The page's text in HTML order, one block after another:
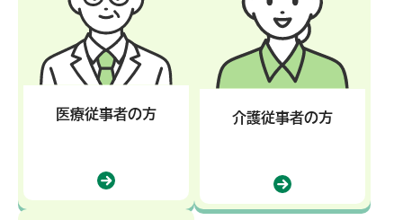
医療従事者の方 介護従事者の方